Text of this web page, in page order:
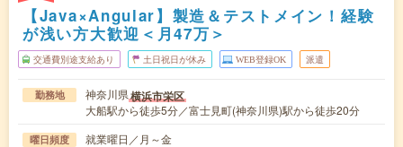
【Java×Angular】製造＆テストメイン！経験
が浅い方大歓迎＜月47万＞
交通費別途支給あり 土日祝日が休み WEB登録OK 派遣
勤務地 神奈川県横浜市栄区
大船駅から徒歩5分／富士見町(神奈川県)駅から徒歩20分
曜日頻度 就業曜日／月～金